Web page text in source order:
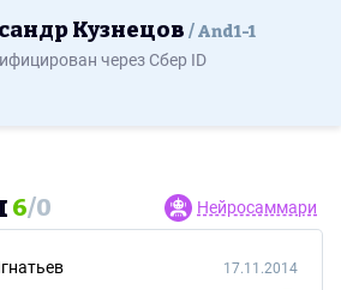
Кузнецов And1-1
через Сбер ID
6/0 Нейросаммари
17.11.2014